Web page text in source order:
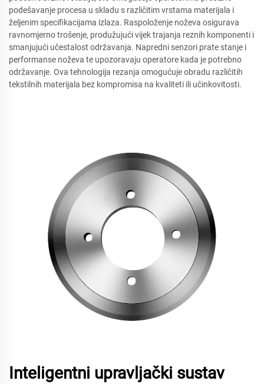
podešavanje procesa u skladu s različitim vrstama materijala i
željenim specifikacijama izlaza. Raspoloženje noževa osigurava
ravnomjerno trošenje, produžujući vijek trajanja reznih komponenti i
smanjujući učestalost održavanja. Napredni senzori prate stanje i
performanse noževa te upozoravaju operatore kada je potrebno
održavanje. Ova tehnologija rezanja omogućuje obradu različitih
tekstilnih materijala bez kompromisa na kvaliteti ili učinkovitosti.
Inteligentni upravljački sustav